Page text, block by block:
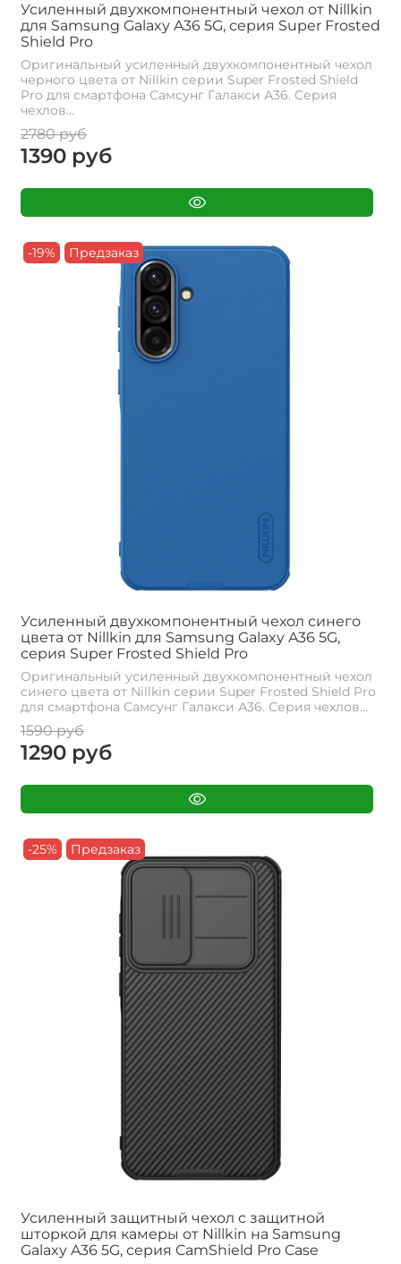
Усиленный двухкомпонентный чехол от Nillkin
для Samsung Galaxy A36 5G, серия Super Frosted
Shield Pro
Оригинальный усиленный двухкомпонентный чехол
черного цвета от Nillkin серии Super Frosted Shield
Pro для смартфона Самсунг Галакси А36. Cерия
чехлов...
2780 руб
1390 руб
-19% Предзаказ
Усиленный двухкомпонентный чехол синего
цвета от Nillkin для Samsung Galaxy A36 5G,
серия Super Frosted Shield Pro
Оригинальный усиленный двухкомпонентный чехол
синего цвета от Nillkin серии Super Frosted Shield Pro
для смартфона Самсунг Галакси А36. Cерия чехлов...
1590 руб
1290 руб
-25% Предзаказ
Усиленный защитный чехол с защитной
шторкой для камеры от Nillkin на Samsung
Galaxy A36 5G, серия CamShield Pro Case